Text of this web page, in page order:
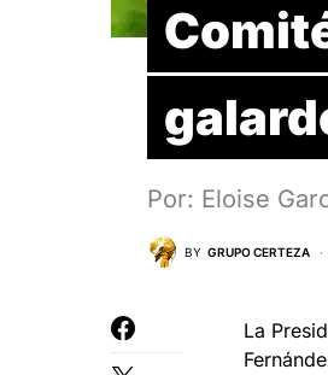
Por: Eloise
BY GRUPO CERTEZA
La